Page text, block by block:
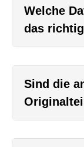
Welche
das
Sind die